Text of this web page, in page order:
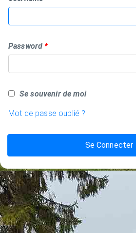
Password
Se souvenir de moi
Mot de passe oublié ?
Se Connecter